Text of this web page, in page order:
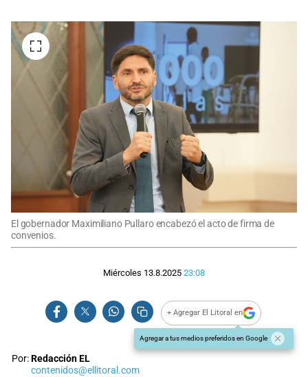
El gobernador Maximiliano Pullaro encabezó el acto de firma de
convenios.
Miércoles 13.8.2025 23:08
+ Agregar El Litoral en
Agregar a tus medios preferidos en Google
Por:Redacción EL
contenidos@ellitoral.com